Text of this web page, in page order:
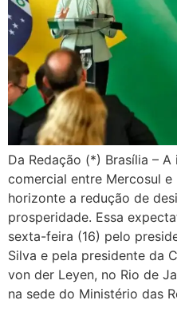
Da Redação (*) Brasília –
comercial entre Mercosul
horizonte a redução de
prosperidade. Essa
sexta-feira (16) pelo
Silva e pela presidente da
von der Leyen, no Rio de
na sede do Ministério das